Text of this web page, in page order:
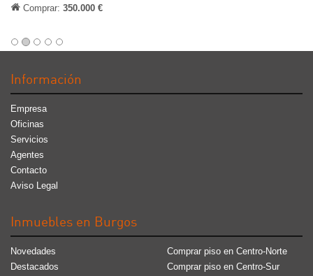
Comprar: 350.000 €
Información
Empresa
Oficinas
Servicios
Agentes
Contacto
Aviso Legal
Inmuebles en Burgos
Novedades
Destacados
Comprar piso en Centro-Norte
Comprar piso en Centro-Sur